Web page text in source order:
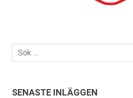
SENASTE INLÄGGEN